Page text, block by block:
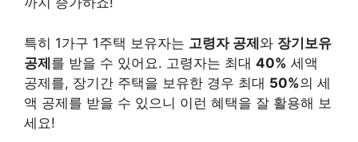
특히 1가구 1주택 보유자는 고령자 공제와 장기보유
공제를 받을 수 있어요. 고령자는 최대 40% 세액
공제를, 장기간 주택을 보유한 경우 최대 50%의 세
액 공제를 받을 수 있으니 이런 혜택을 잘 활용해 보
세요!